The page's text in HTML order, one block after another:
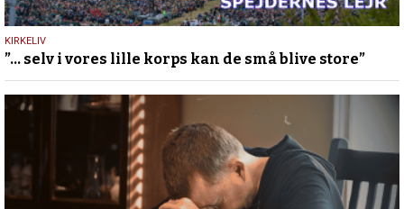
5.
juli
2026
KIRKELIV
”… selv i vores lille korps kan de små blive store”